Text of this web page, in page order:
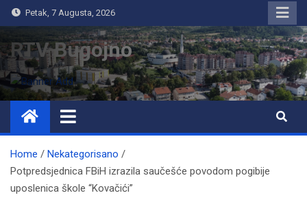
Petak, 7 Augusta, 2026
RTV Bugojno
Home
Nekategorisano
Potpredsjednica FBiH izrazila saučešće povodom pogibije
uposlenica škole “Kovačići”